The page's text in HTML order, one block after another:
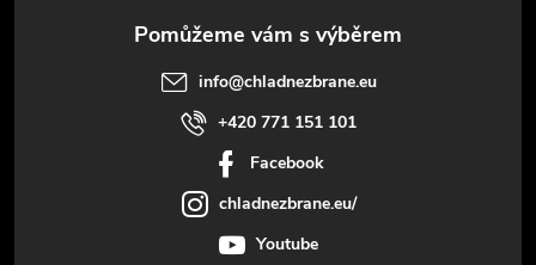
info@chladnezbrane.eu
+420 771 151 101
Facebook
chladnezbrane.eu/
Youtube